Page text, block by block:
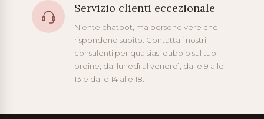
Servizio clienti eccezionale
Niente chatbot, ma persone vere che
rispondono subito. Contatta i nostri
consulenti per qualsiasi dubbio sul tuo
ordine, dal lunedì al venerdì, dalle 9 alle
13 e dalle 14 alle 18.